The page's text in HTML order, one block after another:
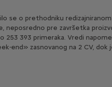
se o prethodniku
neposredno pre završetka
253 393 primeraka. Vredi
end» zasnovanog na 2 CV, dok